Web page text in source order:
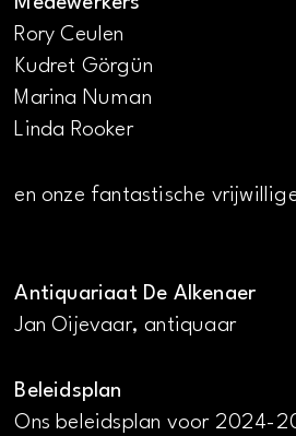
Rory Ceulen
Kudret Görgün
Marina Numan
Linda Rooker
en onze fantastische
Antiquariaat De Alkenaer
Jan Oijevaar, antiquaar
Beleidsplan
Ons beleidsplan voor 2024-